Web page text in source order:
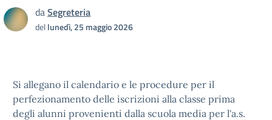
daSegreteria
dellunedì, 25 maggio 2026
Si allegano il calendario e le procedure per il
perfezionamento delle iscrizioni alla classe prima
degli alunni provenienti dalla scuola media per l'a.s.